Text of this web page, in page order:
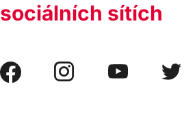
sociálních sítích